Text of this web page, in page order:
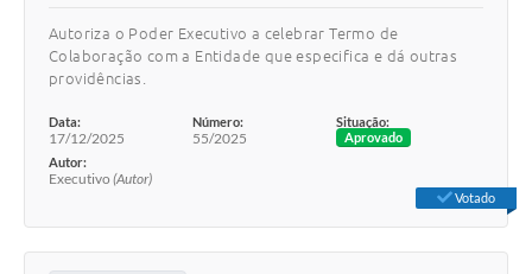
Autoriza o Poder Executivo a celebrar Termo de
Colaboração com a Entidade que especifica e dá outras
providências.
Data:
17/12/2025
Número:
55/2025
Situação:
Aprovado
Autor:
Executivo (Autor)
Votado